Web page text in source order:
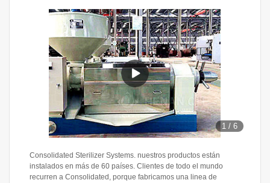
1 /6
Consolidated Sterilizer Systems. nuestros productos están
instalados en más de 60 países. Clientes de todo el mundo
recurren a Consolidated, porque fabricamos una linea de